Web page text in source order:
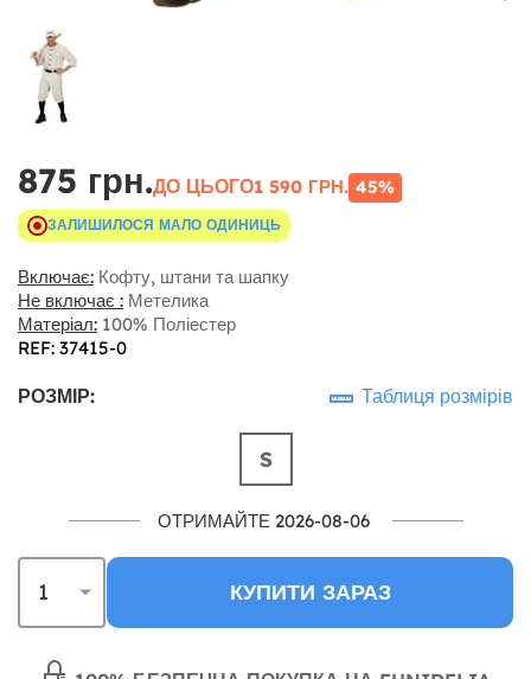
875 грн.ДО ЦЬОГО1 590 ГРН. 45%
ЗАЛИШИЛОСЯ МАЛО ОДИНИЦЬ
Включає: Кофту, штани та шапку
Не включає : Метелика
Матеріал: 100% Поліестер
REF: 37415-0
РОЗМІР: Таблиця розмірів
S
ОТРИМАЙТЕ 2026-08-06
КУПИТИ ЗАРАЗ